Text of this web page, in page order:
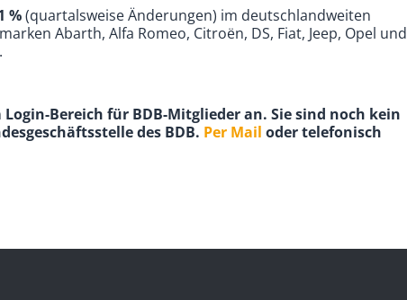
%(quartalsweise Änderungen) im deutschlandweiten
Abarth, Alfa Romeo, Citroën, DS, Fiat, Jeep, Opel und
.
Bereich für BDB-Mitglieder an. Sie sind noch kein
des BDB. Per Mail oder telefonisch